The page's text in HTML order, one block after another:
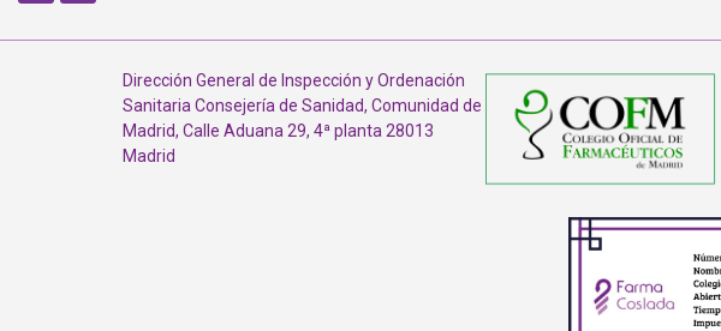
Dirección General de Inspección y Ordenación
Sanitaria Consejería de Sanidad, Comunidad de
Madrid, Calle Aduana 29, 4ª planta 28013
Madrid